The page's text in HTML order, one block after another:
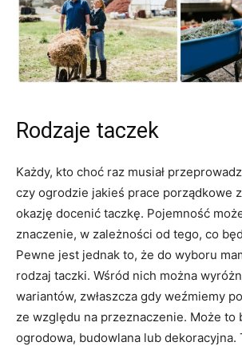
Rodzaje taczek
Każdy, kto choć raz musiał
czy ogrodzie jakieś prace porządkowe
okazję docenić taczkę. Pojemność
znaczenie, w zależności od tego, co
Pewne jest jednak to, że do wyboru
rodzaj taczki. Wśród nich można
wariantów, zwłaszcza gdy weźmiemy
ze względu na przeznaczenie. Może to
ogrodowa, budowlana lub dekoracyjna.